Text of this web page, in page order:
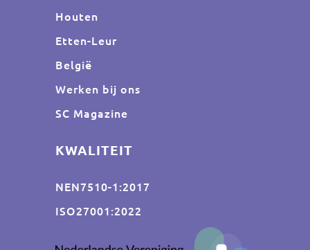
Houten
Etten-Leur
België
Werken bij ons
SC Magazine
KWALITEIT
NEN7510-1:2017
ISO27001:2022